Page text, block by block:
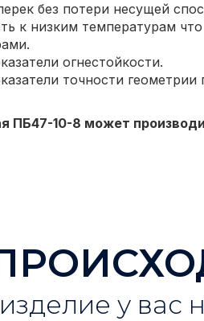
без потери несущей
к низким температурам
огнестойкости.
точности геометрии
ПБ47-10-8 может
у вас